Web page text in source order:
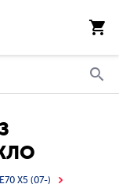
СX5 (07-)